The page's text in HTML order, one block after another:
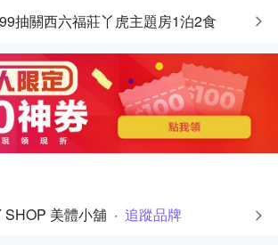
抽關西六福莊丫虎主題房1泊2食
SHOP 美體小舖 · 追蹤品牌